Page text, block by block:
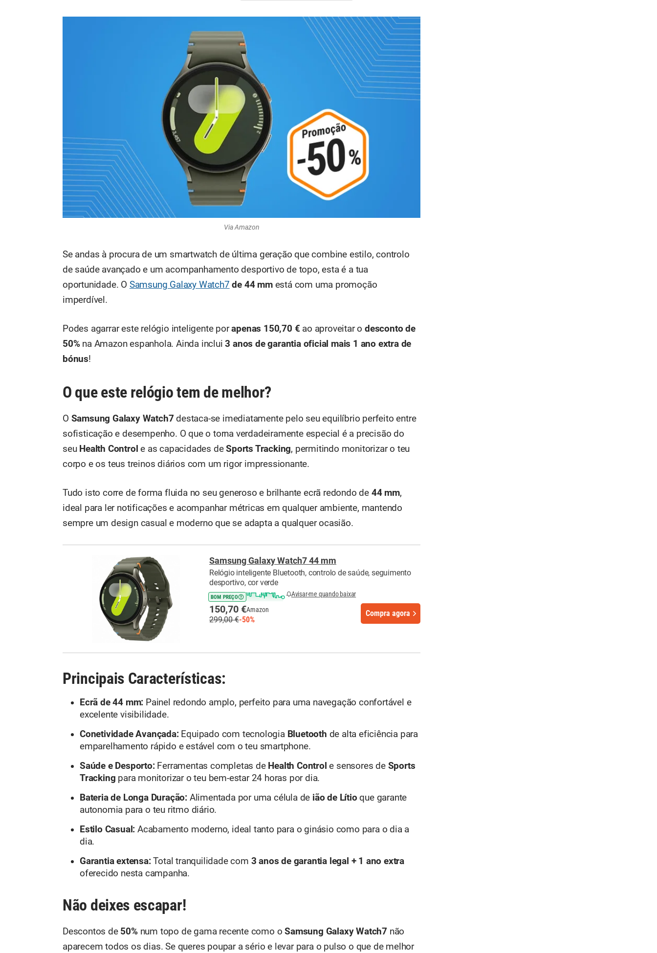
Via Amazon
Se andas à procura de um smartwatch de última geração que combine estilo, controlo
de saúde avançado e um acompanhamento desportivo de topo, esta é a tua
oportunidade. O Samsung Galaxy Watch7 de 44 mmestá com uma promoção
imperdível.
Podes agarrar este relógio inteligente porapenas 150,70 € ao aproveitar odesconto de
50%na Amazon espanhola. Ainda inclui3 anos de garantia oficial mais 1 ano extra de
bónus!
O que este relógio tem de melhor?
O Samsung Galaxy Watch7destaca-se imediatamente pelo seu equilíbrio perfeito entre
sofisticação e desempenho. O que o torna verdadeiramente especial é a precisão do
seu Health Control e as capacidades deSports Tracking, permitindo monitorizar o teu
corpo e os teus treinos diários com um rigor impressionante.
Tudo isto corre de forma fluida no seu generoso e brilhante ecrã redondo de 44 mm,
ideal para ler notificações e acompanhar métricas em qualquer ambiente, mantendo
sempre um design casual e moderno que se adapta a qualquer ocasião.
Samsung Galaxy Watch7 44 mm
Relógio inteligente Bluetooth, controlo de saúde, seguimento
desportivo, cor verde
BOM PREÇO Avisar-me quando baixar
150,70 €Amazon
299,00 €-50%
Compra agora
Principais Características:
Ecrã de 44 mm: Painel redondo amplo, perfeito para uma navegação confortável e
excelente visibilidade.
Conetividade Avançada:Equipado com tecnologia Bluetooth de alta eficiência para
emparelhamento rápido e estável com o teu smartphone.
Saúde e Desporto:Ferramentas completas de Health Control e sensores de Sports
Tracking para monitorizar o teu bem-estar 24 horas por dia.
Bateria de Longa Duração: Alimentada por uma célula de ião de Lítio que garante
autonomia para o teu ritmo diário.
Estilo Casual: Acabamento moderno, ideal tanto para o ginásio como para o dia a
dia.
Garantia extensa:Total tranquilidade com 3 anos de garantia legal + 1 ano extra
oferecido nesta campanha.
Não deixes escapar!
Descontos de 50%num topo de gama recente como oSamsung Galaxy Watch7 não
aparecem todos os dias. Se queres poupar a sério e levar para o pulso o que de melhor